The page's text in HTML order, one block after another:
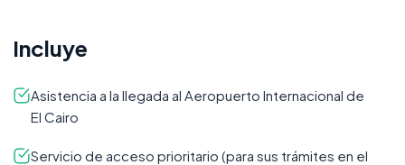
Incluye
Asistencia a la llegada al Aeropuerto Internacional de
El Cairo
Servicio de acceso prioritario (para sus trámites en el